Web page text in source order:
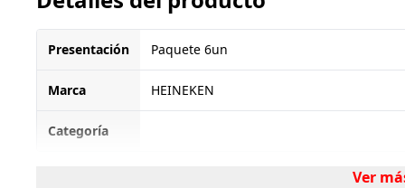
Presentación Paquete 6un
Marca HEINEKEN
Categoría
Ver